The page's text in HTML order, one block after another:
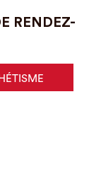
RENDEZ-